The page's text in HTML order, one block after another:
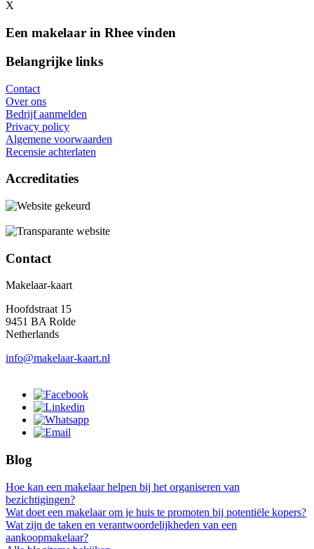
X
Een makelaar in Rhee vinden
Belangrijke links
Contact
Over ons
Bedrijf aanmelden
Privacy policy
Algemene voorwaarden
Recensie achterlaten
Accreditaties
Contact
Makelaar-kaart
Hoofdstraat 15
9451 BA Rolde
Netherlands
info@makelaar-kaart.nl
Blog
Hoe kan een makelaar helpen bij het organiseren van
bezichtigingen?
Wat doet een makelaar om je huis te promoten bij potentiële kopers?
Wat zijn de taken en verantwoordelijkheden van een
aankoopmakelaar?